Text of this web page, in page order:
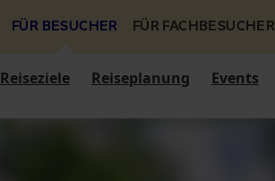
FÜR BESUCHER FÜR FACHBESUCHER
Reiseziele Reiseplanung Events